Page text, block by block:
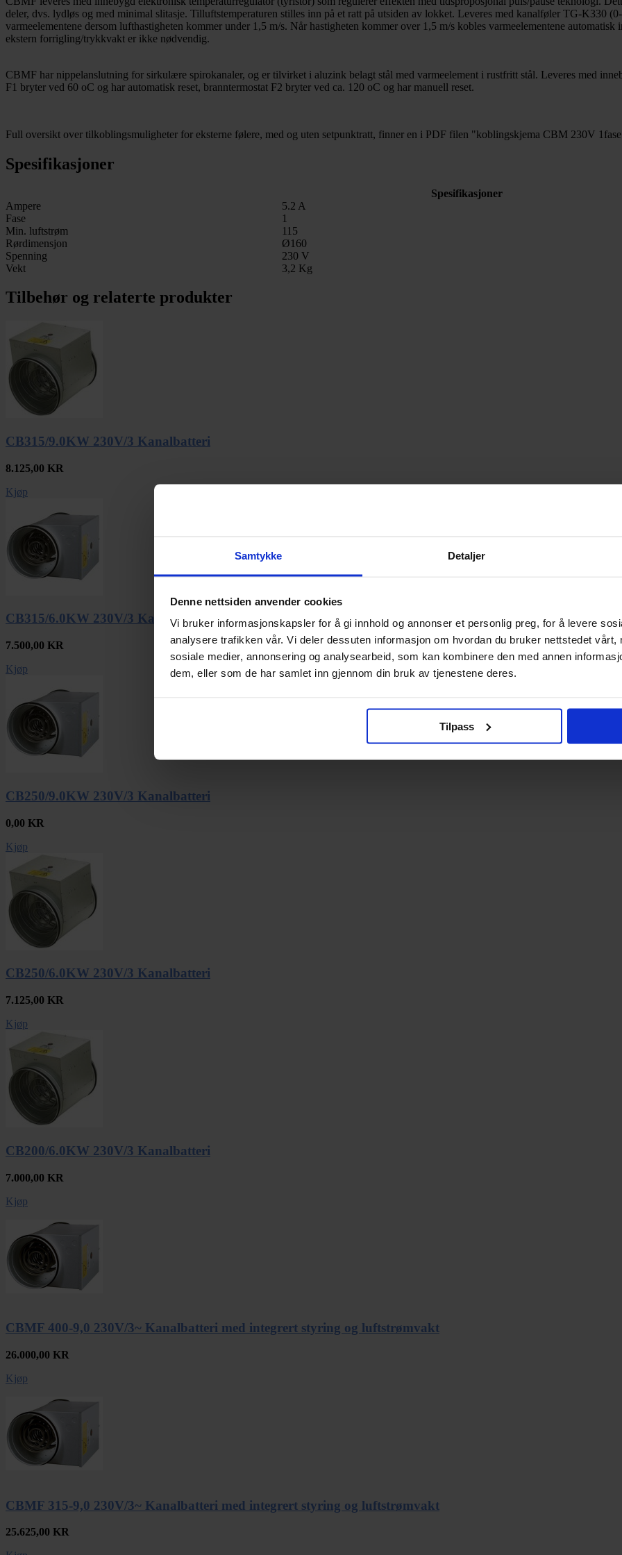
Samtykke Detaljer
Denne nettsiden anvender cookies
Vi bruker informasjonskapsler for å gi innhold og annonser et personlig preg, for å levere
analysere trafikken vår. Vi deler dessuten informasjon om hvordan du bruker nettstedet vårt,
sosiale medier, annonsering og analysearbeid, som kan kombinere den med annen
dem, eller som de har samlet inn gjennom din bruk av tjenestene deres.
Tilpass
deler, dvs. lydløs og med minimal slitasje. Tilluftstemperaturen stilles inn på et ratt på utsiden av lokket. Leveres med kanalføler TG-K330
varmeelementene dersom lufthastigheten kommer under 1,5 m/s. Når hastigheten kommer over 1,5 m/s kobles varmeelementene
ekstern forrigling/trykkvakt er ikke nødvendig.
CBMF har nippelanslutning for sirkulære spirokanaler, og er tilvirket i aluzink belagt stål med varmeelement i rustfritt stål. Leveres med
F1 bryter ved 60 oC og har automatisk reset, branntermostat F2 bryter ved ca. 120 oC og har manuell reset.
Full oversikt over tilkoblingsmuligheter for eksterne følere, med og uten setpunktratt, finner en i PDF filen "koblingskjema CBM 230V
Spesifikasjoner
Spesifikasjoner
Ampere
5.2 A
Fase
1
Min. luftstrøm
115
Rørdimensjon
Ø160
Spenning
230 V
Vekt
3,2 Kg
Tilbehør og relaterte produkter
CB315/9.0KW 230V/3 Kanalbatteri
8.125,00 KR
Kjøp
CB315/6.0KW 230V/3 Kanalbatteri
7.500,00 KR
Kjøp
CB250/9.0KW 230V/3 Kanalbatteri
0,00 KR
Kjøp
CB250/6.0KW 230V/3 Kanalbatteri
7.125,00 KR
Kjøp
CB200/6.0KW 230V/3 Kanalbatteri
7.000,00 KR
Kjøp
CBMF 400-9,0 230V/3~ Kanalbatteri med integrert styring og luftstrømvakt
26.000,00 KR
Kjøp
CBMF 315-9,0 230V/3~ Kanalbatteri med integrert styring og luftstrømvakt
25.625,00 KR